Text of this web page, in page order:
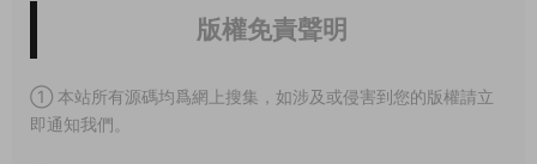
版權免責聲明
① 本站所有源碼均爲網上搜集，如涉及或侵害到您的版權請立
即通知我們。